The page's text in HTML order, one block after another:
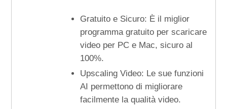
Gratuito e Sicuro: È il miglior
programma gratuito per scaricare
video per PC e Mac, sicuro al
100%.
Upscaling Video: Le sue funzioni
AI permettono di migliorare
facilmente la qualità video.